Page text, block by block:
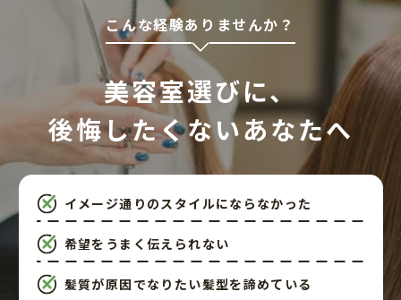
こんな経験ありませんか？
美容室選びに、
後悔したくないあなたへ
イメージ通りのスタイルにならなかった
希望をうまく伝えられない
髪質が原因でなりたい髪型を諦めている